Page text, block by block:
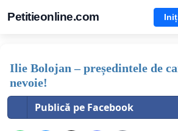
Petitieonline.com
Ilie Bolojan – președintele de
nevoie!
Publică pe Facebook